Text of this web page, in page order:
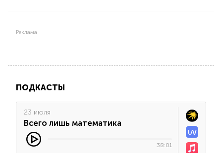
Реклама
ПОДКАСТЫ
23 июля
Всего лишь математика
38:01